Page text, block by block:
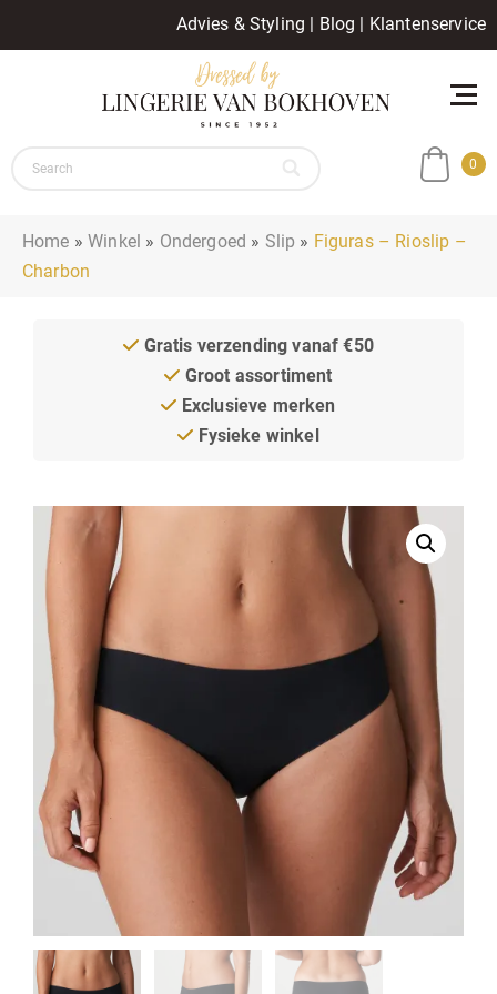
Advies & Styling | Blog | Klantenservice
0
Home »Winkel » Ondergoed » Slip » Figuras – Rioslip –
Charbon
Gratis verzending vanaf €50
Groot assortiment
Exclusieve merken
Fysieke winkel